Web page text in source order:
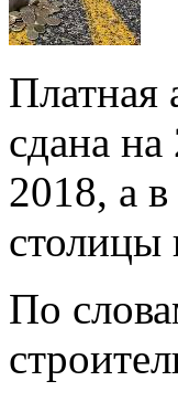
Платная
сдана
2018, а
столицы
По